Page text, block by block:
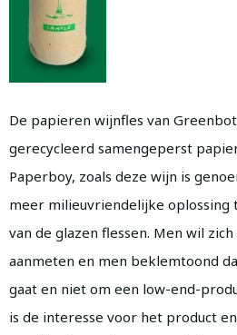
De papieren wijnfles van
gerecycleerd samengeperst
Paperboy, zoals deze wijn is
meer milieuvriendelijke oplossing
van de glazen flessen. Men wil
aanmeten en men beklemtoond
gaat en niet om een low-end-
is de interesse voor het product